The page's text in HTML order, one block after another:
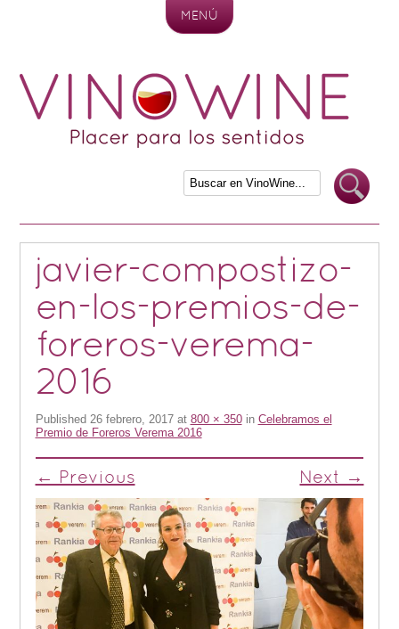
MENÚ
javier-compostizo-
en-los-premios-de-
foreros-verema-
2016
Published 26 febrero, 2017at 800 × 350in Celebramos el
Premio de Foreros Verema 2016
← Previous Next →